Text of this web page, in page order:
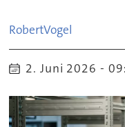
RobertVogel
2. Juni 2026 -